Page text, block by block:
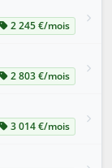
2 245 €/mois
2 803 €/mois
3 014 €/mois